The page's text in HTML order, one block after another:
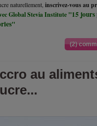
naturellement, inscrivez-vous au
Global Stevia Institute "15 jours
(2)
au